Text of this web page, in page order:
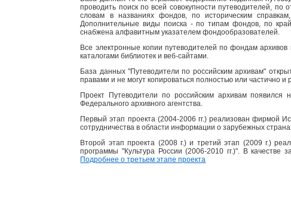
проводить поиск по всей совокупности путеводителей,
словам в названиях фондов, по историческим
Дополнительные виды поиска - по типам фондов, по
снабжена алфавитным указателем фондообразователей.
Все электронные копии путеводителей по фондам
каталогами библиотек и веб-сайтами.
База данных "Путеводители по российским архивам"
правами и не могут копироваться полностью или частично
Проект Путеводители по российским архивам появился
Федерального архивного агентства.
Первый этап проекта (2004-2006 гг.) реализован фирмой
сотрудничества в области информации о зарубежных
Второй этап проекта (2008 г.) и третий этап (2009 г.)
программы "Культура России (2006-2010 гг.)". В качестве
Подробнее о третьем этапе проекта